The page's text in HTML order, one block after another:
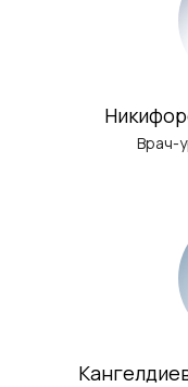
Врач-